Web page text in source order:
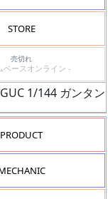
STORE
売切れ
ガンダムベースオンライン -
1/144 ガンタン
PRODUCT